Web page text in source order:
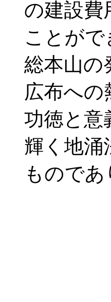
の建設費
ことが
総本山の
広布へ
功徳と意
輝く地涌
ものであ